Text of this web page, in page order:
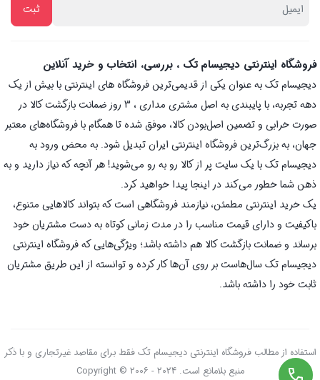
فروشگاه اینترنتی دیجیسام تک ، بررسی، انتخاب و خرید آنلاین
دیجیسام تک به عنوان یکی از قدیمی‌ترین فروشگاه های اینترنتی با بیش از یک
دهه تجربه، با پایبندی به اصل مشتری مداری ، 3 روز ضمانت بازگشت کالا در
صورت خرابی و تضمین اصل‌بودن کالا، موفق شده تا همگام با فروشگاه‌های معتبر
جهان، به بزرگ‌ترین فروشگاه اینترنتی ایران تبدیل شود. به محض ورود به
دیجیسام تک با یک سایت پر از کالا رو به رو می‌شوید! هر آنچه که نیاز دارید و به
ذهن شما خطور می‌کند در اینجا پیدا خواهید کرد.
یک خرید اینترنتی مطمئن، نیازمند فروشگاهی است که بتواند کالاهایی متنوع،
باکیفیت و دارای قیمت مناسب را در مدت زمانی کوتاه به دست مشتریان خود
برساند و ضمانت بازگشت کالا هم داشته باشد؛ ویژگی‌هایی که فروشگاه اینترنتی
دیجیسام تک سال‌هاست بر روی آن‌ها کار کرده و توانسته از این طریق مشتریان
ثابت خود را داشته باشد.
استفاده از مطالب فروشگاه اینترنتی دیجیسام تک فقط برای مقاصد غیرتجاری و با ذکر
منبع بلامانع است. Copyright © 2006 - 2024